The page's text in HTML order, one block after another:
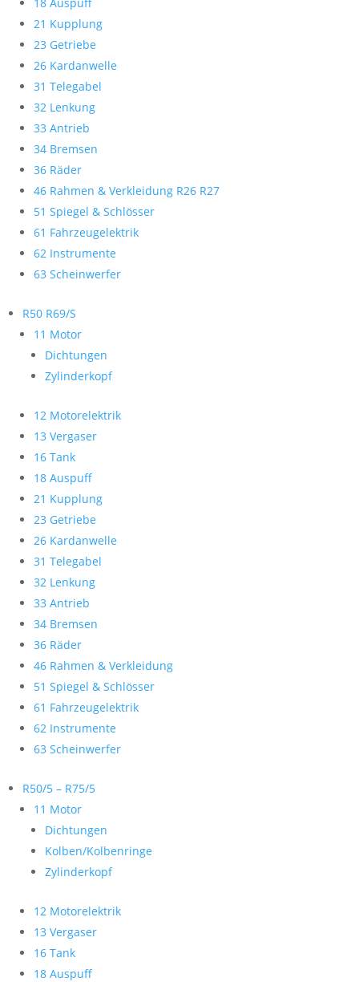
21 Kupplung
23 Getriebe
26 Kardanwelle
31 Telegabel
32 Lenkung
33 Antrieb
34 Bremsen
36 Räder
46 Rahmen & Verkleidung R26 R27
51 Spiegel & Schlösser
61 Fahrzeugelektrik
62 Instrumente
63 Scheinwerfer
R50 R69/S
11 Motor
Dichtungen
Zylinderkopf
12 Motorelektrik
13 Vergaser
16 Tank
18 Auspuff
21 Kupplung
23 Getriebe
26 Kardanwelle
31 Telegabel
32 Lenkung
33 Antrieb
34 Bremsen
36 Räder
46 Rahmen & Verkleidung
51 Spiegel & Schlösser
61 Fahrzeugelektrik
62 Instrumente
63 Scheinwerfer
R50/5 – R75/5
11 Motor
Dichtungen
Kolben/Kolbenringe
Zylinderkopf
12 Motorelektrik
13 Vergaser
16 Tank
18 Auspuff